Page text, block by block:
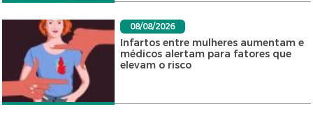
08/08/2026
Infartos entre mulheres aumentam e
médicos alertam para fatores que
elevam o risco